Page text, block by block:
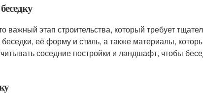
важный этап строительства, который требует
её форму и стиль, а также материалы,
соседние постройки и ландшафт, чтобы